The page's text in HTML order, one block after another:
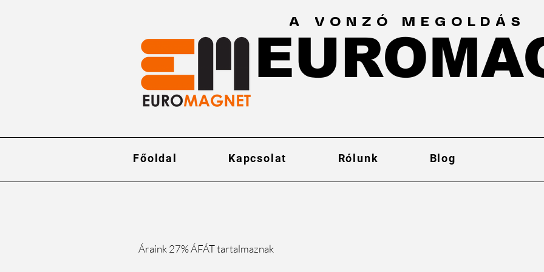
A VONZÓ MEGOLDÁS
Főoldal Kapcsolat Rólunk Blog
Áraink 27% ÁFÁT tartalmaznak